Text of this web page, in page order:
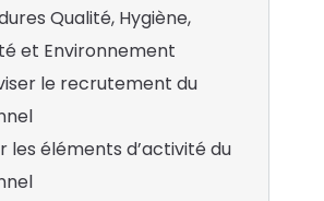
Qualité, Hygiène,
et Environnement
le recrutement du
les éléments d’activité du